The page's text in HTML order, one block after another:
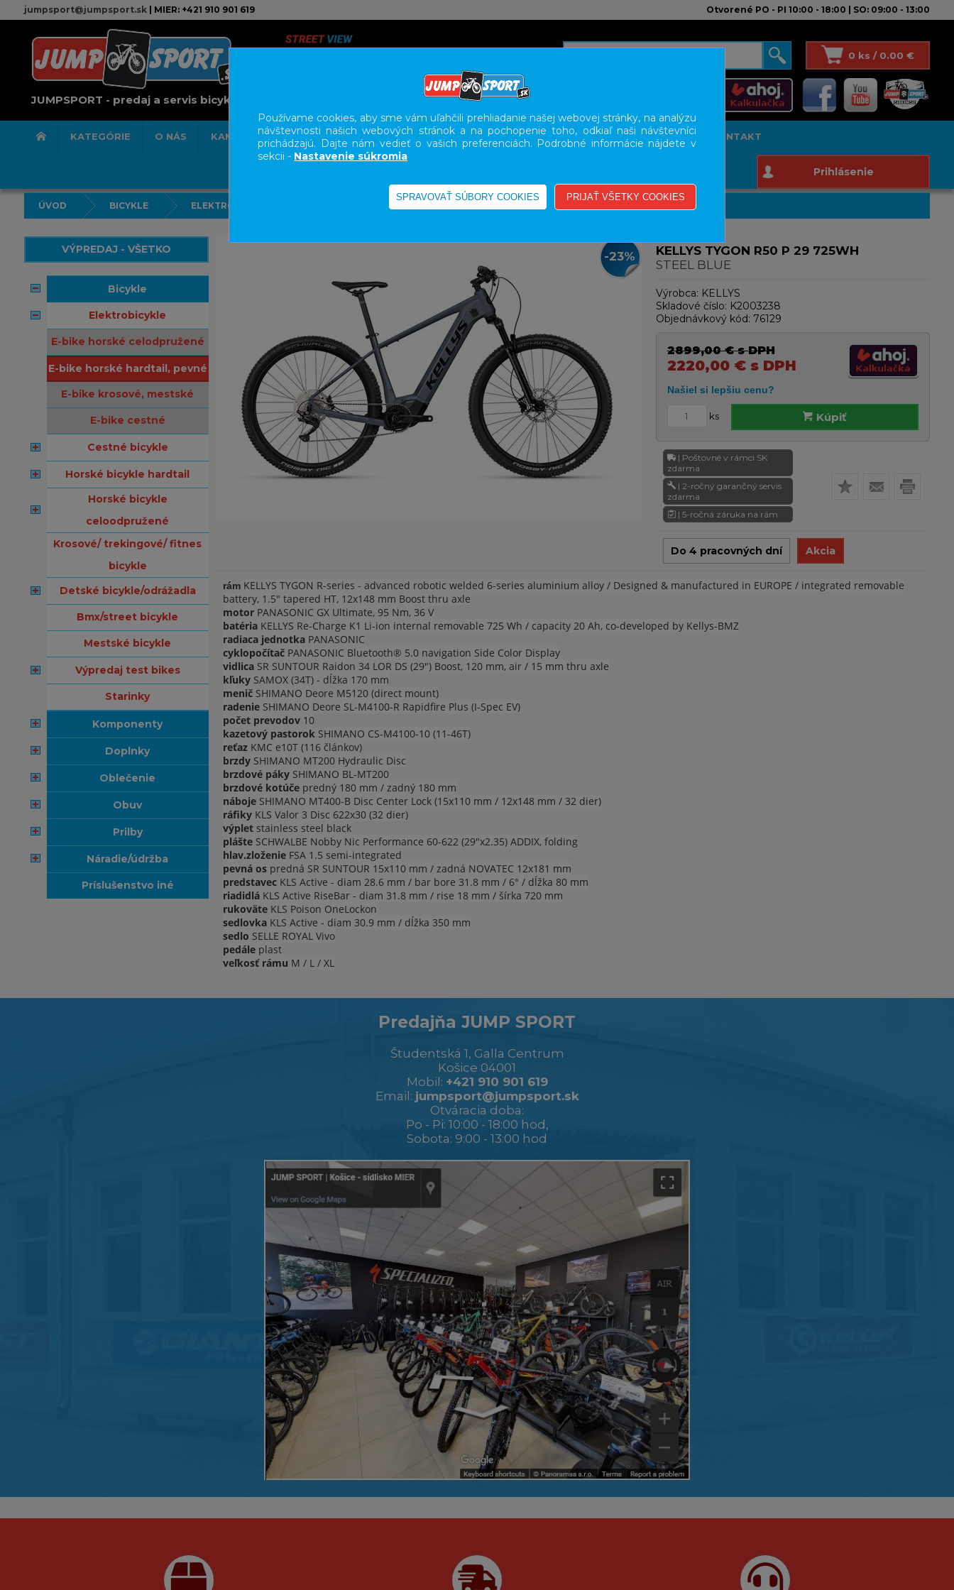
jumpsport@jumpsport.sk| MIER: +421 910 901 619 Otvorené PO - PI 10:00 - 18:00 | SO: 09:00 - 13:00
JUMPSPORT - predaj a servis bicyklov
0 ks / 0.00 €
KATEGÓRIE O NÁS KAMENNÁ PREDAJNA SERVIS SLUŽBY KARIÉRA BODY GEOMETRY FIT STUDIO KONTAKT
Prihlásenie
ÚVOD BICYKLE ELEKTROBICYKLE E-BIKE HORSKÉ HARDTAIL, PEVNÉ
VÝPREDAJ - VŠETKO
bicykle
elektrobicykle
e-bike horské celodpružené
e-bike horské hardtail, pevné
e-bike krosové, mestské
e-bike cestné
cestné bicykle
horské bicykle hardtail
horské bicykle
celoodpružené
krosové/ trekingové/ fitnes
bicykle
detské bicykle/odrážadla
bmx/street bicykle
mestské bicykle
výpredaj test bikes
starinky
komponenty
doplnky
oblečenie
obuv
prilby
náradie/údržba
príslušenstvo iné
-23%
KELLYS TYGON R50 P 29 725WH
STEEL BLUE
Výrobca: KELLYS
Skladové číslo: K2003238
Objednávkový kód: 76129
2899,00 €s DPH
2220,00 €s DPH
ks Kúpiť
| Poštovné v rámci SK
zdarma
| 2-ročný garančný servis
zdarma
| 5-ročná záruka na rám
Do 4 pracovných dní Akcia
rámKELLYS TYGON R-series - advanced robotic welded 6-series aluminium alloy / Designed & manufactured in EUROPE / integrated removable
battery, 1.5" tapered HT, 12x148 mm Boost thru axle
motorPANASONIC GX Ultimate, 95 Nm, 36 V
batériaKELLYS Re-Charge K1 Li-ion internal removable 725 Wh / capacity 20 Ah, co-developed by Kellys-BMZ
radiaca jednotkaPANASONIC
cyklopočítačPANASONIC Bluetooth® 5.0 navigation Side Color Display
vidlicaSR SUNTOUR Raidon 34 LOR DS (29") Boost, 120 mm, air / 15 mm thru axle
kľukySAMOX (34T) - dĺžka 170 mm
meničSHIMANO Deore M5120 (direct mount)
radenieSHIMANO Deore SL-M4100-R Rapidfire Plus (I-Spec EV)
počet prevodov10
kazetový pastorokSHIMANO CS-M4100-10 (11-46T)
reťazKMC e10T (116 článkov)
brzdySHIMANO MT200 Hydraulic Disc
brzdové pákySHIMANO BL-MT200
brzdové kotúčepredný 180 mm / zadný 180 mm
nábojeSHIMANO MT400-B Disc Center Lock (15x110 mm / 12x148 mm / 32 dier)
ráfikyKLS Valor 3 Disc 622x30 (32 dier)
výpletstainless steel black
plášteSCHWALBE Nobby Nic Performance 60-622 (29"x2.35) ADDIX, folding
hlav.zloženieFSA 1.5 semi-integrated
pevná ospredná SR SUNTOUR 15x110 mm / zadná NOVATEC 12x181 mm
predstavecKLS Active - diam 28.6 mm / bar bore 31.8 mm / 6° / dĺžka 80 mm
riadidláKLS Active RiseBar - diam 31.8 mm / rise 18 mm / šírka 720 mm
rukoväteKLS Poison OneLockon
sedlovkaKLS Active - diam 30.9 mm / dĺžka 350 mm
sedlo SELLE ROYAL Vivo
pedáleplast
veľkosť rámu M / L / XL
Predajňa JUMP SPORT
Študentská 1, Galla Centrum
Košice 04001
Mobil: +421 910 901 619
Email: jumpsport@jumpsport.sk
Otváracia doba:
Po - Pi: 10:00 - 18:00 hod,
Sobota: 9:00 - 13:00 hod
Používame cookies, aby sme vám uľahčili prehliadanie našej webovej stránky, na analýzu
návštevnosti našich webových stránok a na pochopenie toho, odkiaľ naši návštevníci
prichádzajú. Dajte nám vedieť o vašich preferenciách. Podrobné informácie nájdete v
sekcii - Nastavenie súkromia